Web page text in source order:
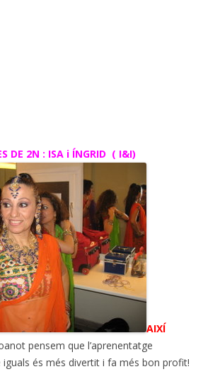
DE 2N : ISA i ÍNGRID ( I&I)
AIXÍ
pensem que l’aprenentatge
iguals és més divertit i fa més bon profit!